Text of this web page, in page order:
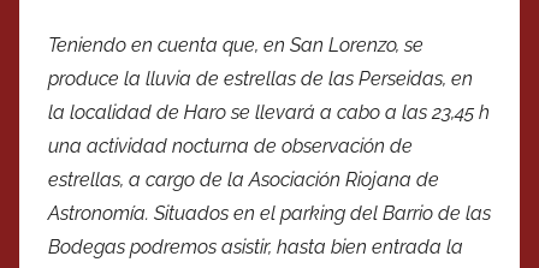
Teniendo en cuenta que, en San Lorenzo, se
produce la lluvia de estrellas de las Perseidas, en
la localidad de Haro se llevará a cabo a las 23,45 h
una actividad nocturna de observación de
estrellas, a cargo de la Asociación Riojana de
Astronomía. Situados en el parking del Barrio de las
Bodegas podremos asistir, hasta bien entrada la